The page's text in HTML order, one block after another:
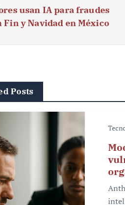
usan IA para fraudes
Fin y Navidad en México
Posts